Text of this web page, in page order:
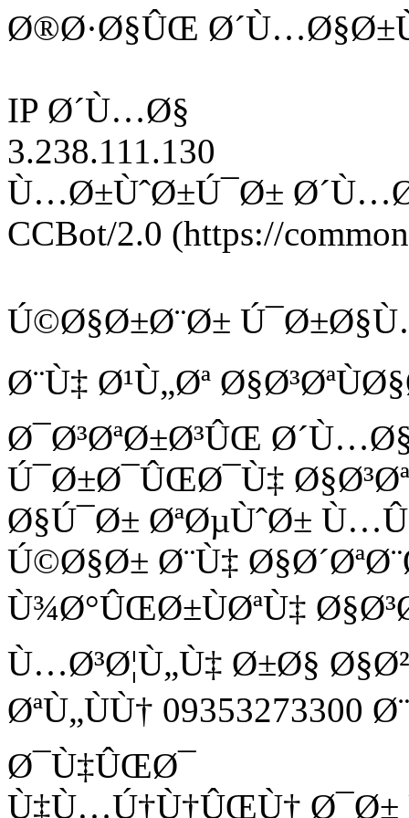
Ø®Ø·Ø§ÛŒ
IP Ø´Ù…Ø§
3.238.111.130
Ù…Ø±ÙˆØ±Ú¯Ø±
CCBot/2.0 (https://
Ú©Ø§Ø±Ø¨Ø±
Ø¨Ù‡ Ø¹Ù„Øª
Ø¯Ø³ØªØ±Ø³ÛŒ
Ú¯Ø±Ø¯ÛŒØ¯Ù‡ Ø§Ø³Øª
Ø§Ú¯Ø± ØªØµÙˆØ±
Ú©Ø§Ø± Ø¨Ù‡
Ù¾Ø°ÛŒØ±ÙØªÙ‡
Ù…Ø³Ø¦Ù„Ù‡ Ø±Ø§
ØªÙ„ÙÙ†
Ø¯Ù‡ÛŒØ¯
Ù‡Ù…Ú†Ù†ÛŒÙ† Ø¯Ø±